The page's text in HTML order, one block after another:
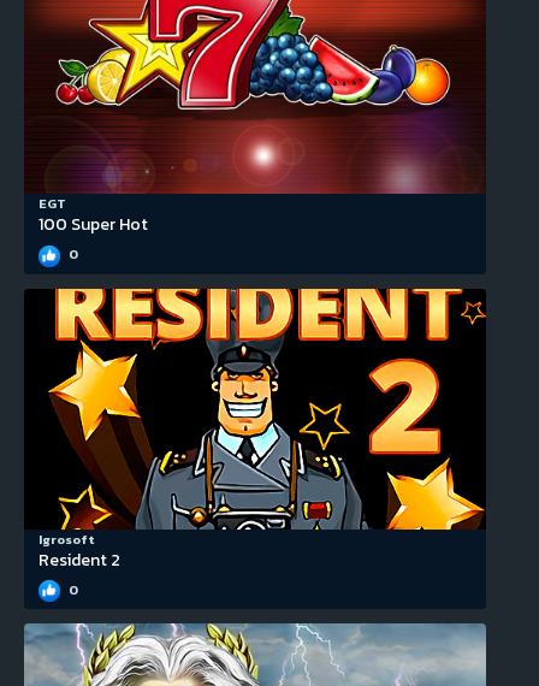
EGT
100 Super Hot
0
Igrosoft
Resident 2
0